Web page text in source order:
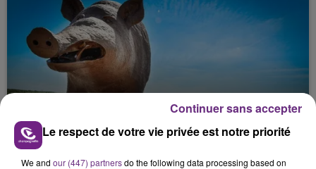
VENEZ FÊTER CE WEEK-END
L'ANNIVERSAIRE DE WOINIC
Ce samedi 8 août sera un grand jour :
Le respect de votre vie privée est notre priorité
We and our (447) partnersdo the following data processing based on
Continuer sans accepter